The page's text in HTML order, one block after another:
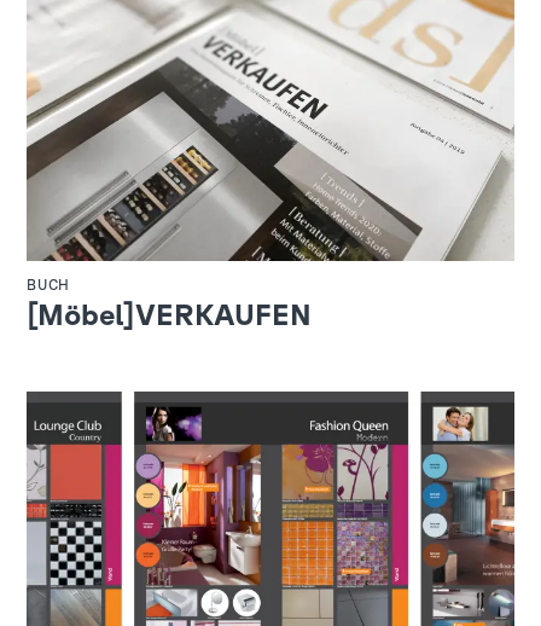
BUCH
[Möbel]VERKAUFEN